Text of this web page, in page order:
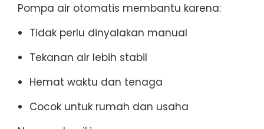
Pompa air otomatis membantu karena:
Tidak perlu dinyalakan manual
Tekanan air lebih stabil
Hemat waktu dan tenaga
Cocok untuk rumah dan usaha